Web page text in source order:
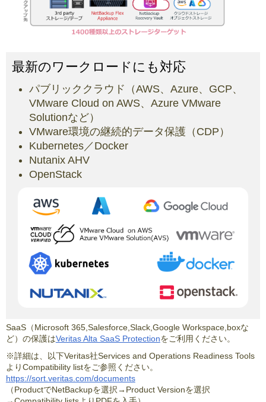
最新のワークロードにも対応
パブリッククラウド（AWS、Azure、GCP、
VMware Cloud on AWS、Azure VMware
Solutionなど）
VMware環境の継続的データ保護（CDP）
Kubernetes／Docker
Nutanix AHV
OpenStack
SaaS（Microsoft 365,Salesforce,Slack,Google Workspace,boxな
ど）の保護はVeritas Alta SaaS Protectionをご利用ください。
※詳細は、以下Veritas社Services and Operations Readiness Tools
よりCompatibility listをご参照ください。
https://sort.veritas.com/documents
（ProductでNetBackupを選択→Product Versionを選択